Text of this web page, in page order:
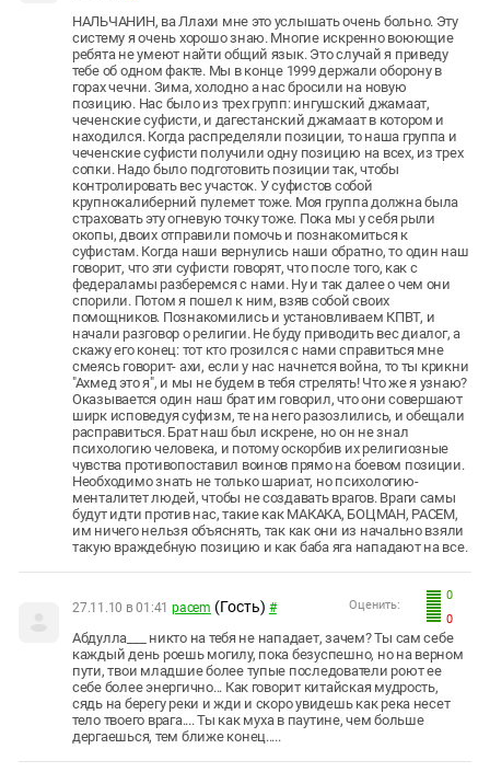
НАЛЬЧАНИН, ва Ллахи мне это услышать очень больно. Эту
систему я очень хорошо знаю. Многие искренно воюющие
ребята не умеют найти общий язык. Это случай я приведу
тебе об одном факте. Мы в конце 1999 держали оборону в
горах чечни. Зима, холодно а нас бросили на новую
позицию. Нас было из трех групп: ингушский джамаат,
чеченские суфисти, и дагестанский джамаат в котором и
находился. Когда распределяли позиции, то наша группа и
чеченские суфисти получили одну позицию на всех, из трех
сопки. Надо было подготовить позиции так, чтобы
контролировать вес участок. У суфистов собой
крупнокалиберний пулемет тоже. Моя группа должна была
страховать эту огневую точку тоже. Пока мы у себя рыли
окопы, двоих отправили помочь и познакомиться к
суфистам. Когда наши вернулись наши обратно, то один наш
говорит, что эти суфисти говорят, что после того, как с
федераламы разберемся с нами. Ну и так далее о чем они
спорили. Потом я пошел к ним, взяв собой своих
помощников. Познакомились и установливаем КПВТ, и
начали разговор о религии. Не буду приводить вес диалог, а
скажу его конец: тот кто грозился с нами справиться мне
смеясь говорит- ахи, если у нас начнется война, то ты крикни
"Ахмед это я", и мы не будем в тебя стрелять! Что же я узнаю?
Оказывается один наш брат им говорил, что они совершают
ширк исповедуя суфизм, те на него разозлились, и обещали
расправиться. Брат наш был искрене, но он не знал
психологию человека, и потому оскорбив их религиозные
чувства противопоставил воинов прямо на боевом позиции.
Необходимо знать не только шариат, но психологию-
менталитет людей, чтобы не создавать врагов. Враги самы
будут идти против нас, такие как МАКАКА, БОЦМАН, РАСЕМ,
им ничего нельзя объяснять, так как они из начально взяли
такую враждебную позицию и как баба яга нападают на все.
0
0
Оценить:
27.11.10 в 01:41 pacem (Гость) #
Абдулла___ никто на тебя не нападает, зачем? Ты сам себе
каждый день роешь могилу, пока безуспешно, но на верном
пути, твои младшие более тупые последователи роют ее
себе более энергично... Как говорит китайская мудрость,
сядь на берегу реки и жди и скоро увидешь как река несет
тело твоего врага.... Ты как муха в паутине, чем больше
дергаешься, тем ближе конец.....